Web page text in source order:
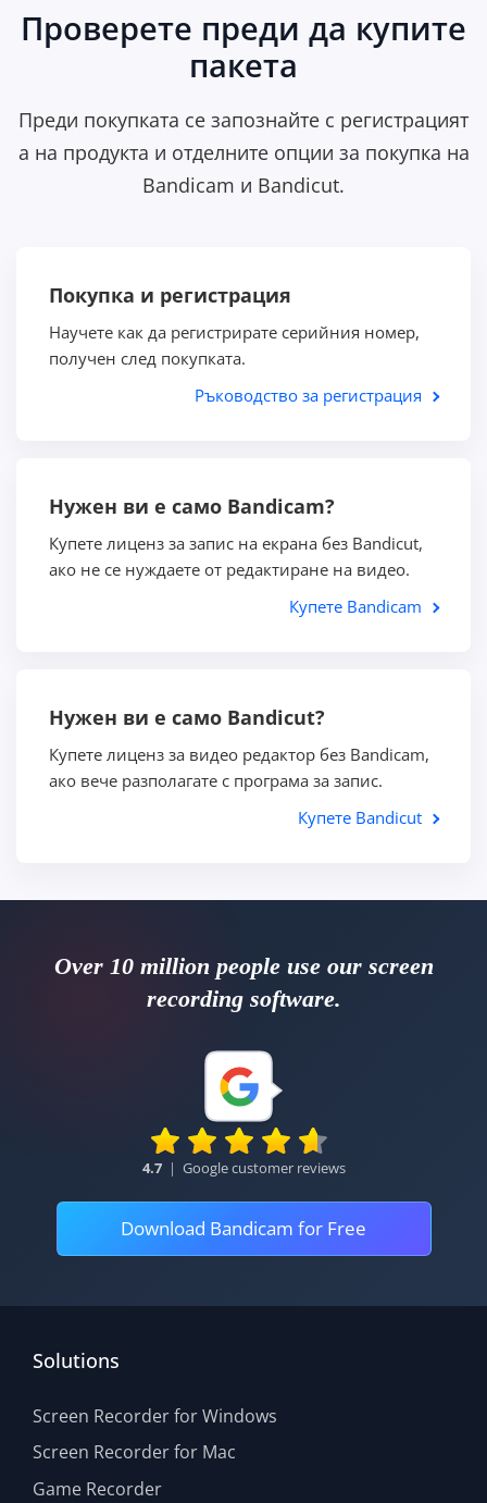
Проверете преди да купите
пакета
Преди покупката се запознайте с регистрацият
а на продукта и отделните опции за покупка на
Bandicam и Bandicut.
Покупка и регистрация
Научете как да регистрирате серийния номер,
получен след покупката.
Ръководство за регистрация
Нужен ви е само Bandicam?
Купете лиценз за запис на екрана без Bandicut,
ако не се нуждаете от редактиране на видео.
Купете Bandicam
Нужен ви е само Bandicut?
Купете лиценз за видео редактор без Bandicam,
ако вече разполагате с програма за запис.
Купете Bandicut
Over 10 million people use our screen
recording software.
4.7 | Google customer reviews
Download Bandicam for Free
Solutions
Screen Recorder for Windows
Screen Recorder for Mac
Game Recorder